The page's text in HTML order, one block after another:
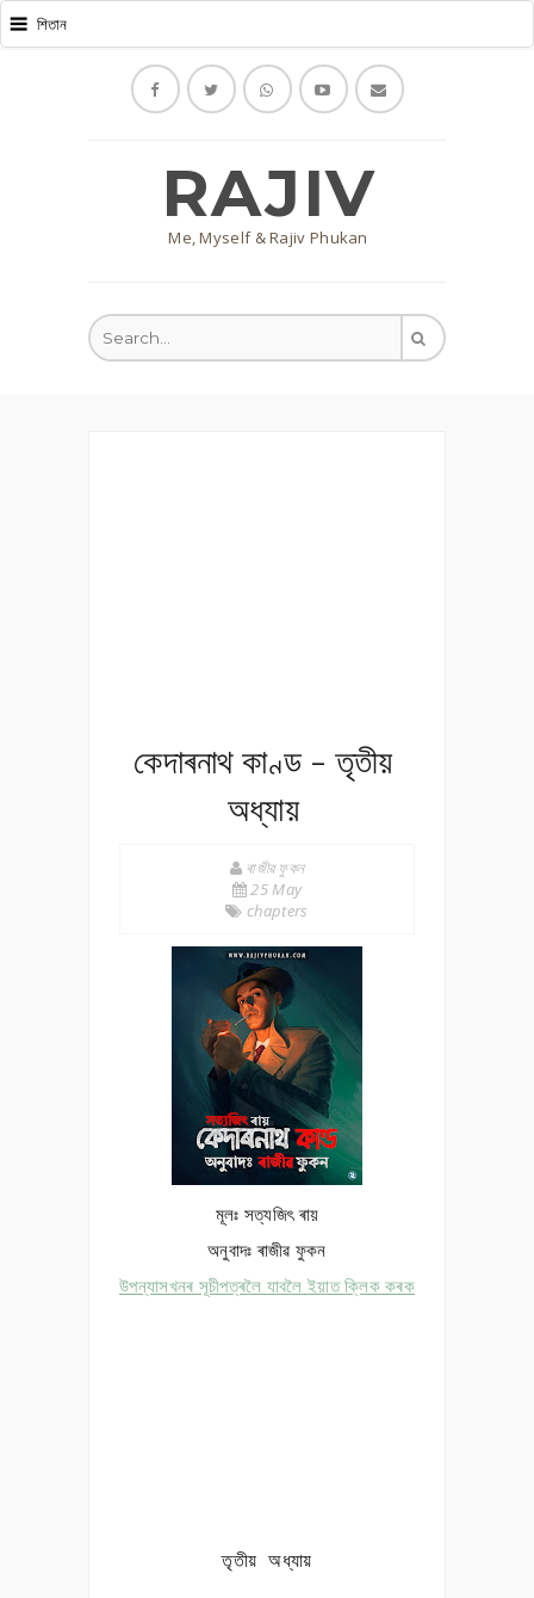
RAJIV
Me, Myself & Rajiv Phukan
কেদাৰনাথ কাণ্ড - তৃতীয়
অধ্যায়
ৰাজীৱ ফুকন
25 May
chapters
মূলঃ সত্যজিৎ ৰায়
অনুবাদঃ ৰাজীৱ ফুকন
উপন্যাসখনৰ সূচীপত্ৰলৈ যাবলৈ ইয়াত ক্লিক কৰক
তৃতীয় অধ্যায়